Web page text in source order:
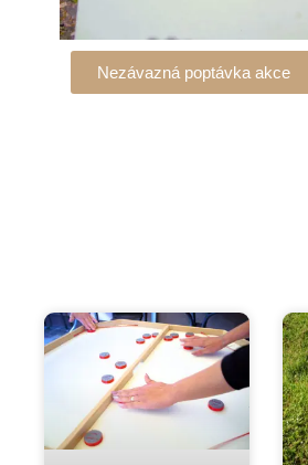
Nezávazná poptávka akce